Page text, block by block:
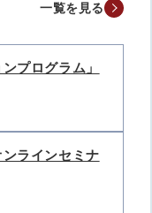
一覧を見る
プログラム」
ラインセミナ